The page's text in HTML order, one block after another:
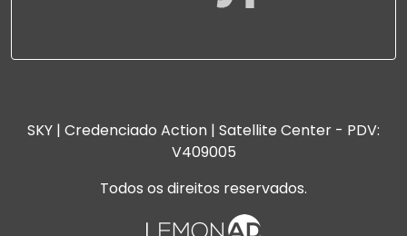
SKY | Credenciado Action | Satellite Center - PDV:
V409005
Todos os direitos reservados.